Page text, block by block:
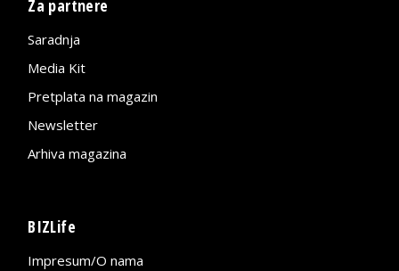
Za partnere
Saradnja
Media Kit
Pretplata na magazin
Newsletter
Arhiva magazina
BIZLife
Impresum/O nama